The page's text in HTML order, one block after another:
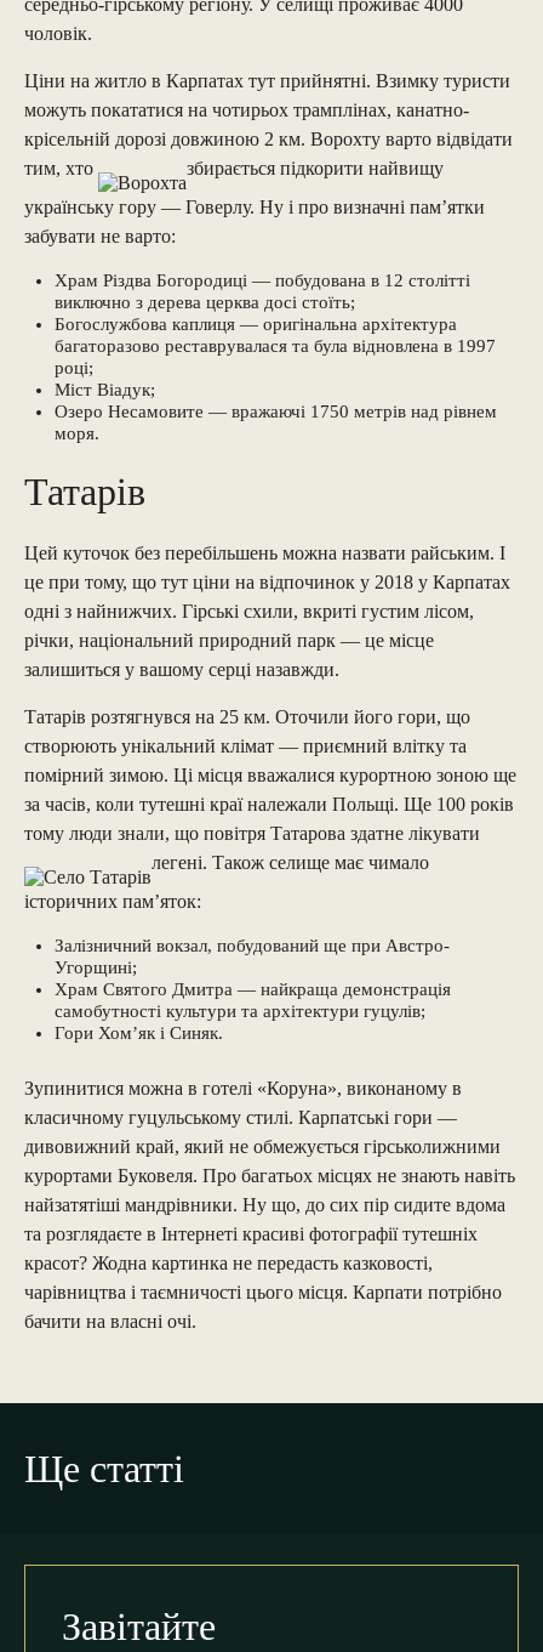
середньо-гірському регіону. У селищі проживає 4000
чоловік.
Ціни на житло в Карпатах тут прийнятні. Взимку туристи
можуть покататися на чотирьох трамплінах, канатно-
крісельній дорозі довжиною 2 км. Ворохту варто відвідати
тим, хто
збирається підкорити найвищу
українську гору — Говерлу. Ну і про визначні пам’ятки
забувати не варто:
Храм Різдва Богородиці — побудована в 12 столітті
виключно з дерева церква досі стоїть;
Богослужбова каплиця — оригінальна архітектура
багаторазово реставрувалася та була відновлена ​​в 1997
році;
Міст Віадук;
Озеро Несамовите — вражаючі 1750 метрів над рівнем
моря.
Татарів
Цей куточок без перебільшень можна назвати райським. І
це при тому, що тут ціни на відпочинок у 2018 у Карпатах
одні з найнижчих. Гірські схили, вкриті густим лісом,
річки, національний природний парк — це місце
залишиться у вашому серці назавжди.
Татарів розтягнувся на 25 км. Оточили його гори, що
створюють унікальний клімат — приємний влітку та
помірний зимою. Ці місця вважалися курортною зоною ще
за часів, коли тутешні краї належали Польщі. Ще 100 років
тому люди знали, що повітря Татарова здатне лікувати
легені. Також селище має чимало
історичних пам’яток:
Залізничний вокзал, побудований ще при Австро-
Угорщині;
Храм Святого Дмитра — найкраща демонстрація
самобутності культури та архітектури гуцулів;
Гори Хом’як і Синяк.
Зупинитися можна в готелі «Коруна», виконаному в
класичному гуцульському стилі. Карпатські гори —
дивовижний край, який не обмежується гірськолижними
курортами Буковеля. Про багатьох місцях не знають навіть
найзатятіші мандрівники. Ну що, до сих пір сидите вдома
та розглядаєте в Інтернеті красиві фотографії тутешніх
красот? Жодна картинка не передасть казковості,
чарівництва і таємничості цього місця. Карпати потрібно
бачити на власні очі.
Ще статті
Завітайте